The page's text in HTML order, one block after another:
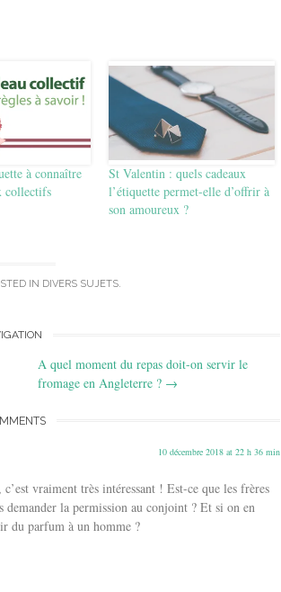
à connaître
collectifs
St Valentin : quels cadeaux
l’étiquette permet-elle d’offrir à
son amoureux ?
IN DIVERS SUJETS.
A quel moment du repas doit-on servir le
fromage en Angleterre ? →
10 décembre 2018 at 22 h 36 min
vraiment très intéressant ! Est-ce que les frères
la permission au conjoint ? Et si on en
du parfum à un homme ?